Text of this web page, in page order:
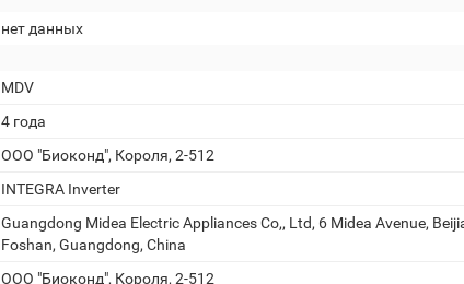
нет данных
MDV
4 года
ООО "Биоконд", Короля, 2-512
INTEGRA Inverter
Guangdong Midea Electric Appliances Co,, Ltd, 6 Midea Avenue,
Foshan, Guangdong, China
ООО "Биоконд", Короля, 2-512